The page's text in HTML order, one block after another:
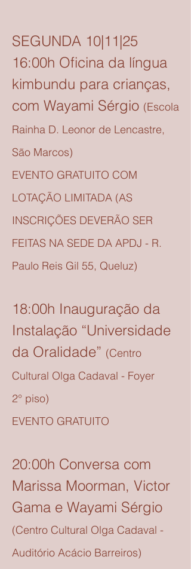
SEGUNDA 10|11|25
16:00h Oficina da língua
kimbundu para crianças,
com Wayami Sérgio (Escola
Rainha D. Leonor de Lencastre,
São Marcos)
EVENTO GRATUITO COM
LOTAÇÃO LIMITADA (AS
INSCRIÇÕES DEVERÃO SER
FEITAS NA SEDE DA APDJ - R.
Paulo Reis Gil 55, Queluz)
18:00h Inauguração da
Instalação “Universidade
da Oralidade” (Centro
Cultural Olga Cadaval - Foyer
2° piso)
EVENTO GRATUITO
20:00h Conversa com
Marissa Moorman, Victor
Gama e Wayami Sérgio
(Centro Cultural Olga Cadaval -
Auditório Acácio Barreiros)